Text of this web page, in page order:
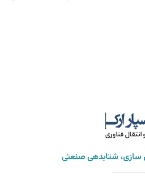
سازی، شتابدهی صنعتی